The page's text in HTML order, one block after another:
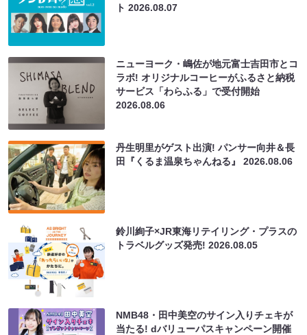
ト2026.08.07
ニューヨーク・嶋佐が地元富士吉田市とコ
ラボ! オリジナルコーヒーがふるさと納税
サービス「わらふる」で受付開始
2026.08.06
丹生明里がゲスト出演! パンサー向井＆長
田『くるま温泉ちゃんねる』2026.08.06
鈴川絢子×JR東海リテイリング・プラスの
トラベルグッズ発売!2026.08.05
NMB48・田中美空のサイン入りチェキが
当たる! dバリューパスキャンペーン開催